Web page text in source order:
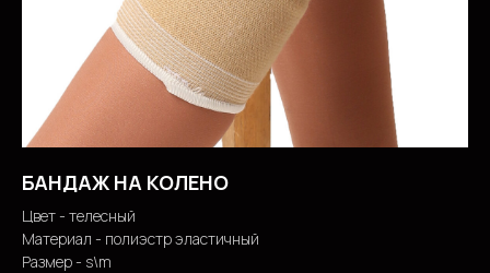
БАНДАЖ НА КОЛЕНО
Цвет - телесный
Материал - полиэстр эластичный
Размер - s\m